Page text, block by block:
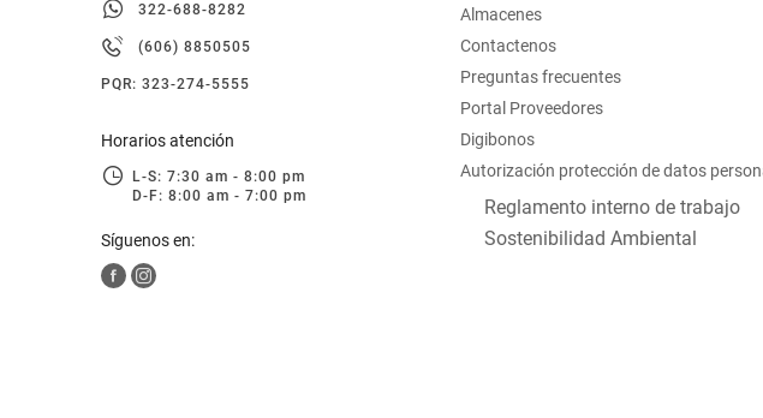
322-688-8282
(606) 8850505
PQR: 323-274-5555
Horarios atención
L-S: 7:30 am - 8:00 pm
D-F: 8:00 am - 7:00 pm
Síguenos en:
Almacenes
Contactenos
Preguntas frecuentes
Portal Proveedores
Digibonos
Autorización protección de datos
Reglamento interno de trabajo
Sostenibilidad Ambiental